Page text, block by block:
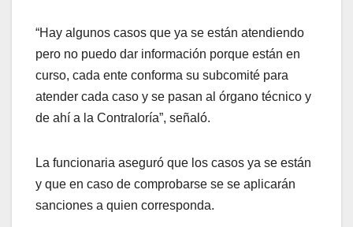
“Hay algunos casos que ya se están atendiendo
pero no puedo dar información porque están en
curso, cada ente conforma su subcomité para
atender cada caso y se pasan al órgano técnico y
de ahí a la Contraloría”, señaló.
La funcionaria aseguró que los casos ya se están
y que en caso de comprobarse se se aplicarán
sanciones a quien corresponda.